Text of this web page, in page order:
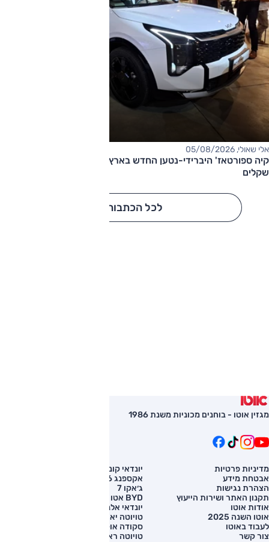
אלי שאולי, 05/08/2026
שקלים
לכל הכתבות
מגזין אוטו - בוחנים מכוניות משנת 1986
מדיניות פרטיות
אבטחת מידע
הצהרת נגישות
תקנון האתר ושירות הייעוץ
אודות אוטו
אוטו השנה 2025
לעבוד באוטו
צור קשר
יונדאי קונה
אקספנג G6
ג׳אקו 7
BYD אטו 3
יונדאי אלנטרה
טויוטה יאריס קרוס
סקודה אוקטביה
טויוטה ראב 4